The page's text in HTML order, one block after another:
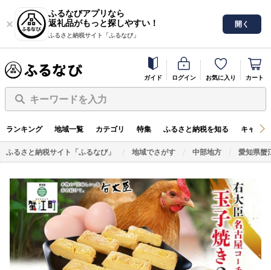
ふるなびアプリなら
返礼品がもっと探しやすい！
ふるさと納税サイト「ふるなび」
開く
ガイド ログイン お気に入り カート
キーワードを入力
ランキング 地域一覧 カテゴリ 特集 ふるさと納税を知る キャン
ふるさと納税サイト「ふるなび」 地域でさがす 中部地方 愛知県蟹